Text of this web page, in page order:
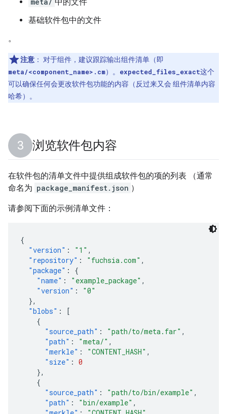
基础软件包中的文件
。
注意 ：
对于组件，建议跟踪输出组件清单（即
meta/<component_name>.cm）。 expected_files_exact这个
可以确保任何会更改软件包功能的内容（反过来又会 组件清单内容
哈希）。
浏览软件包内容
在软件包的清单文件中提供组成软件包的项的列表 （通常
命名为 package_manifest.json ）
请参阅下面的示例清单文件：
{
"version" : "1" ,
"repository" : "fuchsia.com" ,
"package" :
{
"name" : "example_package" ,
"version" :
"0"
},
"blobs" :
[
{
"source_path" : "path/to/meta.far" ,
"path" : "meta/" ,
"merkle" : "CONTENT_HASH" ,
"size" : 0
},
{
"source_path" : "path/to/bin/example" ,
"path" : "bin/example" ,